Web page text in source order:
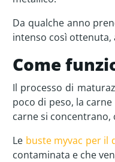
Alusterix
Papertouch
White
Da qualche anno
intenso così ottenuta,
Come
Il processo di
poco di peso, la
carne si concentrano,
Le buste myvac per il
contaminata e che